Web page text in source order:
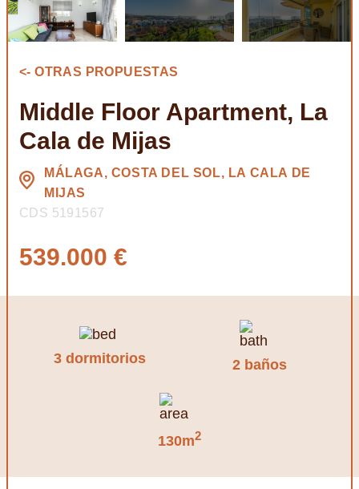
<- OTRAS PROPUESTAS
Middle Floor Apartment, La
Cala de Mijas
MÁLAGA, COSTA DEL SOL, LA CALA DE
MIJAS
CDS 5191567
539.000 €
3 dormitorios 2 baños
130m2